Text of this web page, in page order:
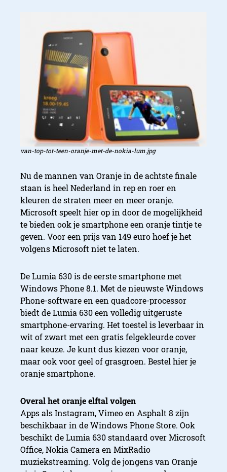
van-top-tot-teen-oranje-met-de-nokia-lum.jpg
Nu de mannen van Oranje in de achtste finale
staan is heel Nederland in rep en roer en
kleuren de straten meer en meer oranje.
Microsoft speelt hier op in door de mogelijkheid
te bieden ook je smartphone een oranje tintje te
geven. Voor een prijs van 149 euro hoef je het
volgens Microsoft niet te laten.
De Lumia 630 is de eerste smartphone met
Windows Phone 8.1. Met de nieuwste Windows
Phone-software en een quadcore-processor
biedt de Lumia 630 een volledig uitgeruste
smartphone-ervaring. Het toestel is leverbaar in
wit of zwart met een gratis felgekleurde cover
naar keuze. Je kunt dus kiezen voor oranje,
maar ook voor geel of grasgroen. Bestel hier je
oranje smartphone.
Overal het oranje elftal volgen
Apps als Instagram, Vimeo en Asphalt 8 zijn
beschikbaar in de Windows Phone Store. Ook
beschikt de Lumia 630 standaard over Microsoft
Office, Nokia Camera en MixRadio
muziekstreaming. Volg de jongens van Oranje